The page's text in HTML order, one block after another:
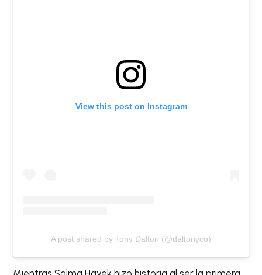
View this post on Instagram
A post shared by Tony Dalton (@daltonyco)